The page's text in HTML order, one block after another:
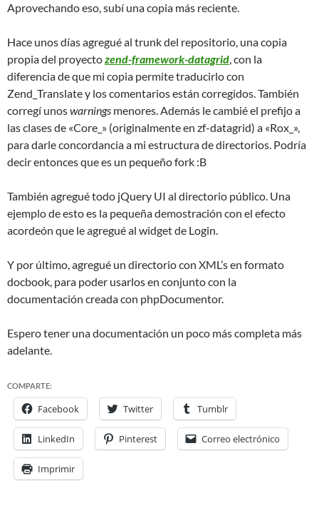
Aprovechando eso, subí una copia más reciente.
Hace unos días agregué al trunk del repositorio, una copia
propia del proyectozend-framework-datagrid, con la
diferencia de que mi copia permite traducirlo con
Zend_Translate y los comentarios están corregidos. También
corregí unoswarnings menores. Además le cambié el prefijo a
las clases de «Core_» (originalmente en zf-datagrid) a «Rox_»,
para darle concordancia a mi estructura de directorios. Podría
decir entonces que es un pequeño fork :B
También agregué todo jQuery UI al directorio público. Una
ejemplo de esto es la pequeña demostración con el efecto
acordeón que le agregué al widget de Login.
Y por último, agregué un directorio con XML’s en formato
docbook, para poder usarlos en conjunto con la
documentación creada con phpDocumentor.
Espero tener una documentación un poco más completa más
adelante.
COMPARTE:
Facebook Twitter Tumblr
LinkedIn Pinterest Correo electrónico
Imprimir